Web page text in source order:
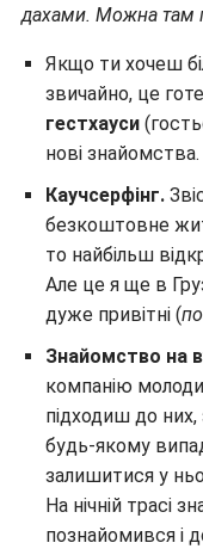
дахами. Можна там
Якщо ти хочеш
звичайно, це
гестхауси
нові знайомства.
Каучсерфінг.
безкоштовне
то найбільш
Але це я ще в
дуже привітні (
Знайомство на
компанію
підходиш до
будь-якому
залишитися у
На нічній трасі
познайомився і